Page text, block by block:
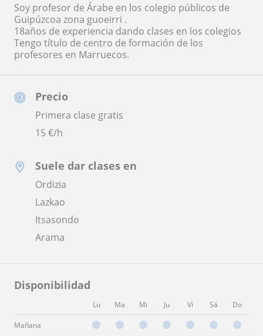
Precio
Primera clase gratis
15€/h
Suele dar clases en
Ordizia
Lazkao
Itsasondo
Arama
Disponibilidad
Lu Ma Mi Ju Vi Sá Do
Mañana
Soy profesor de Árabe en los colegio públicos de
Guipúzcoa zona guoeirri .
18años de experiencia dando clases en los colegios
Tengo título de centro de formación de los
profesores en Marruecos.